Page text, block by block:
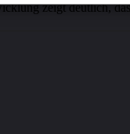
zeigt deutlich,